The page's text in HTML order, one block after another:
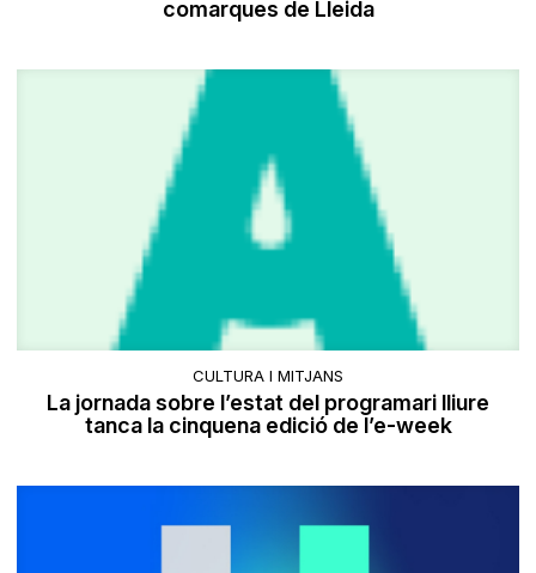
comarques de Lleida
CULTURA I MITJANS
La jornada sobre l’estat del programari lliure
tanca la cinquena edició de l’e-week